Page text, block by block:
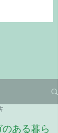
ある暮ら